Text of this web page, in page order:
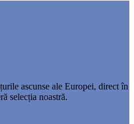
ascunse ale Europei, direct în
selecția noastră.